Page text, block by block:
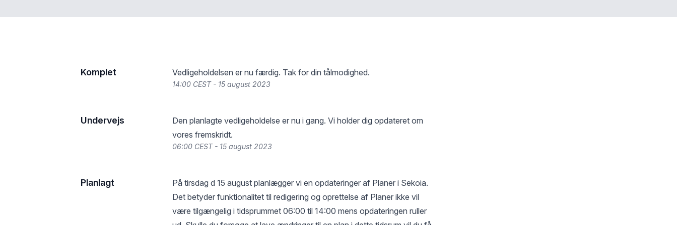
Komplet Vedligeholdelsen er nu færdig. Tak for din tålmodighed.
14:00 CEST - 15 august 2023
Undervejs
Den planlagte vedligeholdelse er nu i gang. Vi holder dig opdateret om
vores fremskridt.
06:00 CEST - 15 august 2023
Planlagt
På tirsdag d 15 august planlægger vi en opdateringer af Planer i Sekoia.
Det betyder funktionalitet til redigering og oprettelse af Planer ikke vil
være tilgængelig i tidsprummet 06:00 til 14:00 mens opdateringen ruller